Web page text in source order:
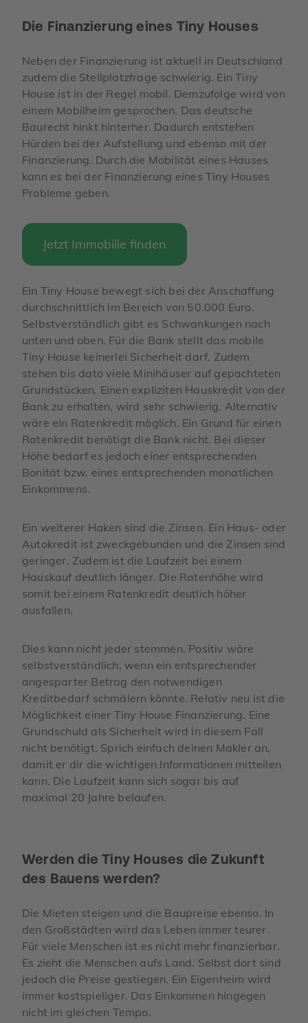
Die Finanzierung eines Tiny Houses
Neben der Finanzierung ist aktuell in Deutschland
zudem die Stellplatzfrage schwierig. Ein Tiny
House ist in der Regel mobil. Demzufolge wird von
einem Mobilheim gesprochen. Das deutsche
Baurecht hinkt hinterher. Dadurch entstehen
Hürden bei der Aufstellung und ebenso mit der
Finanzierung. Durch die Mobilität eines Hauses
kann es bei der Finanzierung eines Tiny Houses
Probleme geben.
Jetzt Immobilie finden
Ein Tiny House bewegt sich bei der Anschaffung
durchschnittlich im Bereich von 50.000 Euro.
Selbstverständlich gibt es Schwankungen nach
unten und oben. Für die Bank stellt das mobile
Tiny House keinerlei Sicherheit darf. Zudem
stehen bis dato viele Minihäuser auf gepachteten
Grundstücken. Einen expliziten Hauskredit von der
Bank zu erhalten, wird sehr schwierig. Alternativ
wäre ein Ratenkredit möglich. Ein Grund für einen
Ratenkredit benötigt die Bank nicht. Bei dieser
Höhe bedarf es jedoch einer entsprechenden
Bonität bzw. eines entsprechenden monatlichen
Einkommens.
Ein weiterer Haken sind die Zinsen. Ein Haus- oder
Autokredit ist zweckgebunden und die Zinsen sind
geringer. Zudem ist die Laufzeit bei einem
Hauskauf deutlich länger. Die Ratenhöhe wird
somit bei einem Ratenkredit deutlich höher
ausfallen.
Dies kann nicht jeder stemmen. Positiv wäre
selbstverständlich, wenn ein entsprechender
angesparter Betrag den notwendigen
Kreditbedarf schmälern könnte. Relativ neu ist die
Möglichkeit einer Tiny House Finanzierung. Eine
Grundschuld als Sicherheit wird in diesem Fall
nicht benötigt. Sprich einfach deinen Makler an,
damit er dir die wichtigen Informationen mitteilen
kann. Die Laufzeit kann sich sogar bis auf
maximal 20 Jahre belaufen.
Werden die Tiny Houses die Zukunft
des Bauens werden?
Die Mieten steigen und die Baupreise ebenso. In
den Großstädten wird das Leben immer teurer.
Für viele Menschen ist es nicht mehr finanzierbar.
Es zieht die Menschen aufs Land. Selbst dort sind
jedoch die Preise gestiegen. Ein Eigenheim wird
immer kostspieliger. Das Einkommen hingegen
nicht im gleichen Tempo.